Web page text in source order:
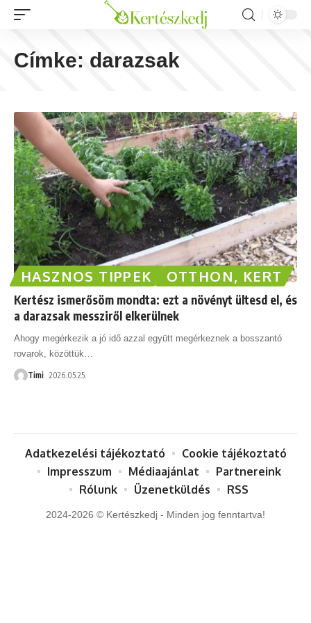
Címke: darazsak
HASZNOS TIPPEK OTTHON, KERT
Kertész ismerősöm mondta: ezt a növényt ültesd el, és
a darazsak messziről elkerülnek
Ahogy megérkezik a jó idő azzal együtt megérkeznek a bosszantó
rovarok, közöttük
Timi 2026.05.25.
2024-2026 © Kertészkedj - Minden jog fenntartva!
Adatkezelési tájékoztató
Cookie tájékoztató
Impresszum
Médiaajánlat
Partnereink
Rólunk
Üzenetküldés RSS